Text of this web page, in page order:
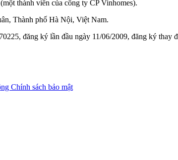
thành viên của công ty CP Vinhomes).
Thành phố Hà Nội, Việt Nam.
đăng ký lần đầu ngày 11/06/2009, đăng ký
Chính sách bảo mật